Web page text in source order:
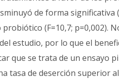
de forma significativa
(F=10,7; p=0,002).
estudio, por lo que el
que se trata de un ensayo
tasa de deserción superior